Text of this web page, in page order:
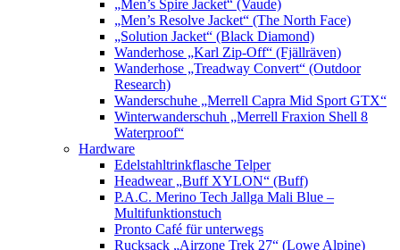
„Men’s Spire Jacket“ (Vaude)
„Men’s Resolve Jacket“ (The North Face)
„Solution Jacket“ (Black Diamond)
Wanderhose „Karl Zip-Off“ (Fjällräven)
Wanderhose „Treadway Convert“ (Outdoor
Research)
Wanderschuhe „Merrell Capra Mid Sport GTX“
Winterwanderschuh „Merrell Fraxion Shell 8
Waterproof“
Hardware
Edelstahltrinkflasche Telper
Headwear „Buff XYLON“ (Buff)
P.A.C. Merino Tech Jallga Mali Blue –
Multifunktionstuch
Pronto Café für unterwegs
Rucksack „Airzone Trek 27“ (Lowe Alpine)